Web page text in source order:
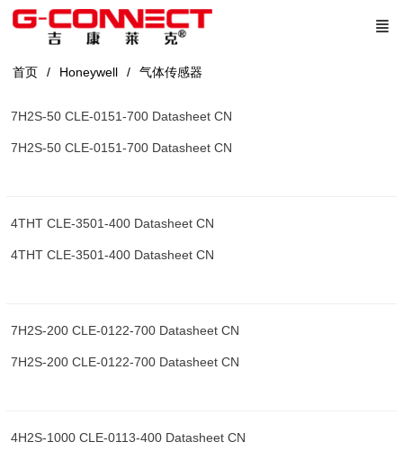
首页 Honeywell ⽓体传感器
7H2S-50 CLE-0151-700 Datasheet CN
7H2S-50 CLE-0151-700 Datasheet CN
4THT CLE-3501-400 Datasheet CN
4THT CLE-3501-400 Datasheet CN
7H2S-200 CLE-0122-700 Datasheet CN
7H2S-200 CLE-0122-700 Datasheet CN
4H2S-1000 CLE-0113-400 Datasheet CN